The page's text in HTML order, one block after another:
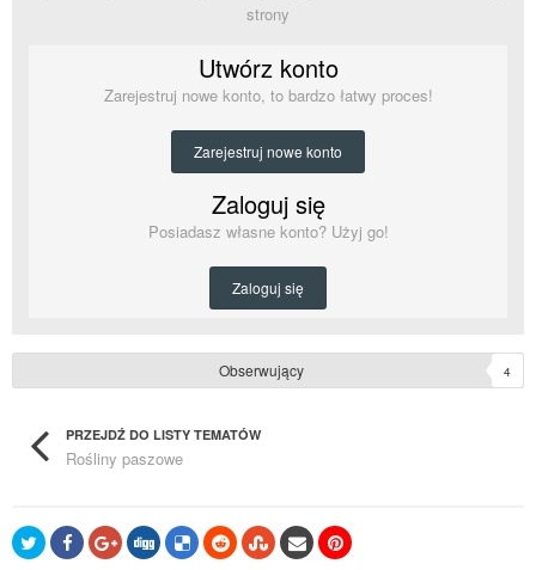
strony
Utwórz konto
Zarejestruj nowe konto, to bardzo łatwy proces!
Zarejestruj nowe konto
Zaloguj się
Posiadasz własne konto? Użyj go!
Zaloguj się
Obserwujący 4
PRZEJDŹ DO LISTY TEMATÓW
Rośliny paszowe